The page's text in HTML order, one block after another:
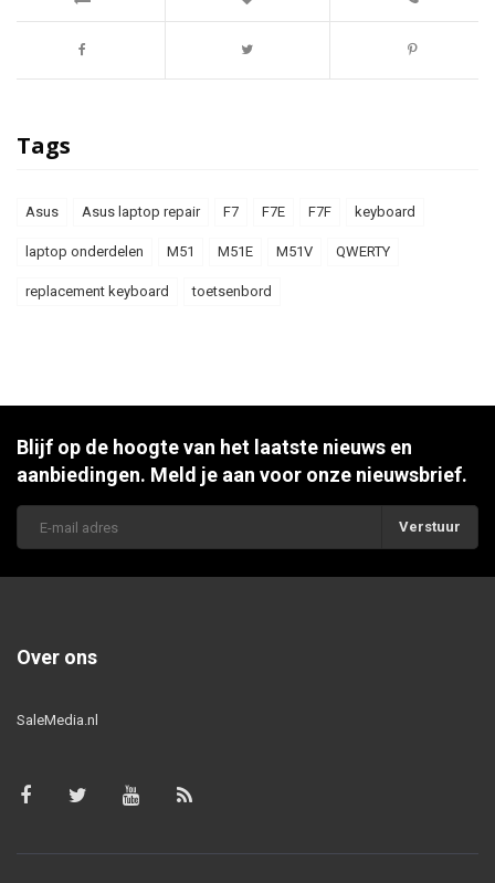
Tags
Asus Asus laptop repair F7 F7E F7F keyboard
laptop onderdelen M51 M51E M51V QWERTY
replacement keyboard toetsenbord
Blijf op de hoogte van het laatste nieuws en
aanbiedingen. Meld je aan voor onze nieuwsbrief.
Verstuur
Over ons
SaleMedia.nl